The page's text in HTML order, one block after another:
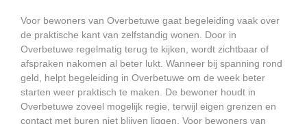
Voor bewoners van Overbetuwe gaat begeleiding vaak over
de praktische kant van zelfstandig wonen. Door in
Overbetuwe regelmatig terug te kijken, wordt zichtbaar of
afspraken nakomen al beter lukt. Wanneer bij spanning rond
geld, helpt begeleiding in Overbetuwe om de week beter
starten weer praktisch te maken. De bewoner houdt in
Overbetuwe zoveel mogelijk regie, terwijl eigen grenzen en
contact met buren niet blijven liggen. Voor bewoners van